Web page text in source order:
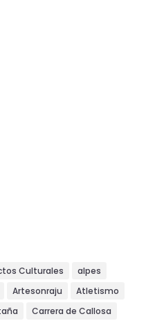
Culturales
alpes
Artesonraju
Atletismo
Carrera de Callosa